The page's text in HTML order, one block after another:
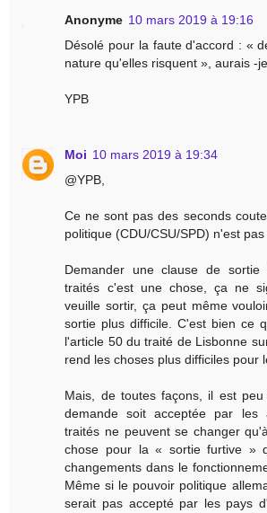
Anonyme 10 mars 2019 à 19:16
Désolé pour la faute d'accord : «
nature qu'elles risquent », aurais -
YPB
Moi 10 mars 2019 à 19:34
@YPB,
Ce ne sont pas des seconds
politique (CDU/CSU/SPD) n'est pas
Demander une clause de
traités c'est une chose, ça ne
veuille sortir, ça peut même
sortie plus difficile. C'est bien ce
l'article 50 du traité de Lisbonne
rend les choses plus difficiles pour
Mais, de toutes façons, il est
demande soit acceptée par les
traités ne peuvent se changer
chose pour la « sortie furtive »
changements dans le
Même si le pouvoir politique
serait pas accepté par les pays